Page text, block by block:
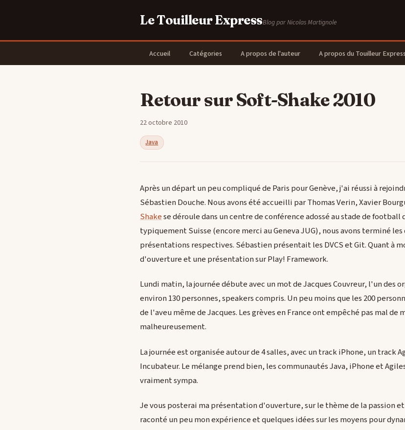
Le Touilleur ExpressBlog par Nicolas Martignole
Accueil Catégories A propos de l'auteur A propos du Touilleur Express
Retour sur Soft-Shake 2010
22 octobre 2010
Java
Après un départ un peu compliqué de Paris pour Genève, j'ai réussi à
Sébastien Douche. Nous avons été accueilli par Thomas Verin, Xavier
Shakese déroule dans un centre de conférence adossé au stade de football
typiquement Suisse (encore merci au Geneva JUG), nous avons terminé
présentations respectives. Sébastien présentait les DVCS et Git. Quant à
d'ouverture et une présentation sur Play! Framework.
Lundi matin, la journée débute avec un mot de Jacques Couvreur, l'un des
environ 130 personnes, speakers compris. Un peu moins que les 200
de l'aveu même de Jacques. Les grèves en France ont empêché pas mal de
malheureusement.
La journée est organisée autour de 4 salles, avec un track iPhone, un track
Incubateur. Le mélange prend bien, les communautés Java, iPhone et
vraiment sympa.
Je vous posterai ma présentation d'ouverture, sur le thème de la passion
raconté un peu mon expérience et quelques idées sur les moyens pour